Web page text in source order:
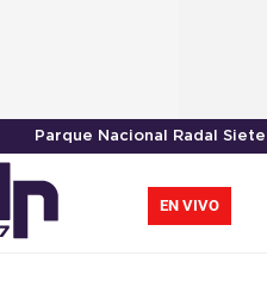
Parque Nacional Radal Siete
EN VIVO